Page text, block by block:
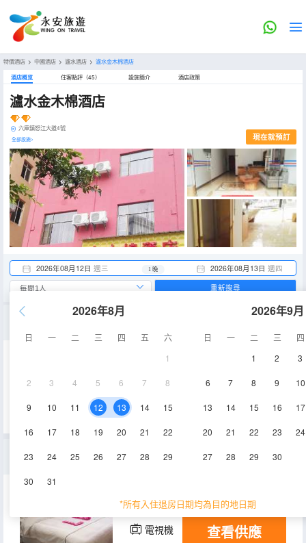
特價酒店 > 中國酒店 > 瀘水酒店 > 瀘水金木棉酒店
酒店概览 住客點評（45） 設施簡介 酒店政策
瀘水金木棉酒店
六庫鎮怒江大道4號
全部設施> 現在就預訂
2026年08月12日 週三 2026年08月13日 週四
1 晚
2026年8月
日 一 二 三 四 五
六
1
2 3 4 5 6 7 8
9 10 11 12 13 14 15
16 17 18 19 20 21 22
23 24 25 26 27 28 29
30 31
2026年9月
日 一 二 三
四
1
2 3
6 7 8 9 10
13 14 15 16 17
20 21 22 23 24
27 28 29 30
*所有入住退房日期均為目的地日期
重新搜尋
空調
大床房
25㎡ 2-6層 空調
電視機 查看供應